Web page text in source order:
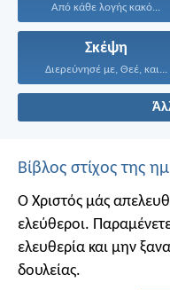
Από κάθε λογής κακό...
Σκέψη
Διερεύνησέ με, Θεέ, και...
Βίβλος στίχος της
Ο Χριστός μάς
ελεύθεροι.
ελευθερία και μην
δουλείας.